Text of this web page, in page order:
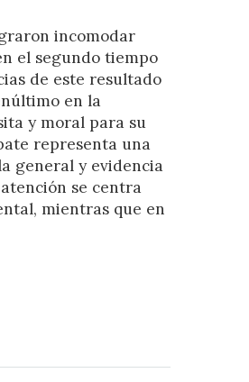
incomodar
el segundo tiempo
de este resultado
en la
y moral para su
representa una
general y evidencia
se centra
mientras que en